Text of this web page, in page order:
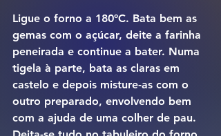
Ligue o forno a 180ºC. Bata bem as
gemas com o açúcar, deite a farinha
peneirada e continue a bater. Numa
tigela à parte, bata as claras em
castelo e depois misture-as com o
outro preparado, envolvendo bem
com a ajuda de uma colher de pau.